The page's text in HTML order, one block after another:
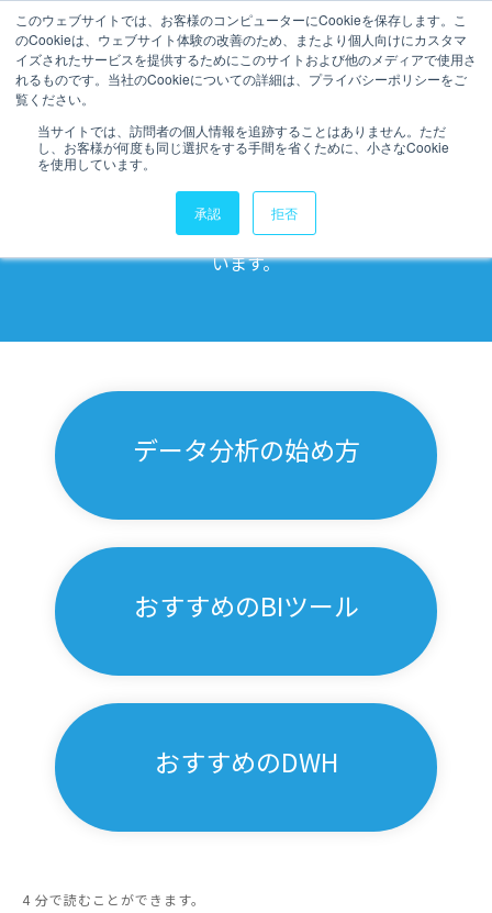
このウェブサイトでは、お客様のコンピューターにCookieを保存します。こ
のCookieは、ウェブサイト体験の改善のため、またより個人向けにカスタマ
イズされたサービスを提供するためにこのサイトおよび他のメディアで使用さ
れるものです。当社のCookieについての詳細は、プライバシーポリシーをご
覧ください。
当サイトでは、訪問者の個人情報を追跡することはありません。ただ
し、お客様が何度も同じ選択をする手間を省くために、小さなCookie
を使用しています。
承認 拒否
データ活用ブログ
データ活用
信しています。
弊社のノウハウを詰め込んだお役立ち記事を掲載して
います。
データ分析の始め方
おすすめのBIツール
おすすめのDWH
4 分で読むことができます。